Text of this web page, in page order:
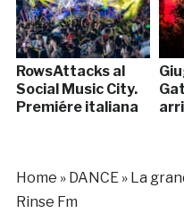
RowsAttacks al
Social Music City.
Premiére italiana
Home » DANCE» La
Rinse Fm